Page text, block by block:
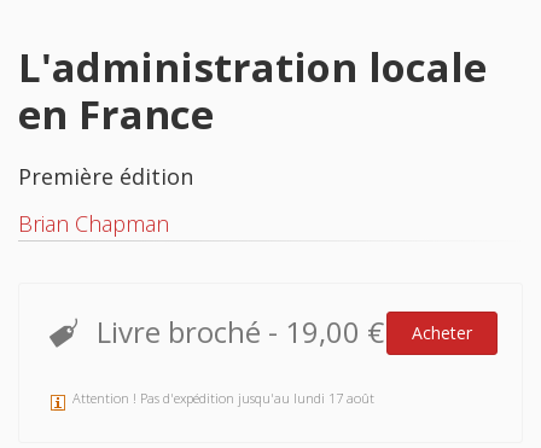
L'administration locale
en France
Première édition
Brian Chapman
Livre broché - 19,00 € Acheter
Attention ! Pas d'expédition jusqu'au lundi 17 août